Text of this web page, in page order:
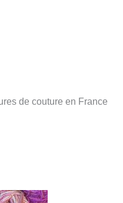
de couture en France